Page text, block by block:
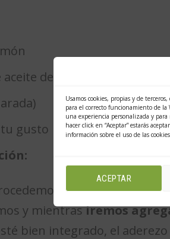
Usamos cookies, propias y de
para el correcto funcionamiento de la
una experiencia personalizada y
hacer click en “Aceptar” estarás
información sobre el uso de las
ACEPTAR
de oliva virgen extra
gusto
a añadir la
y mientrasiremos
bien integrado, el